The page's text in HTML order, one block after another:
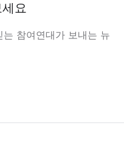
요
는 참여연대가 보내는 뉴